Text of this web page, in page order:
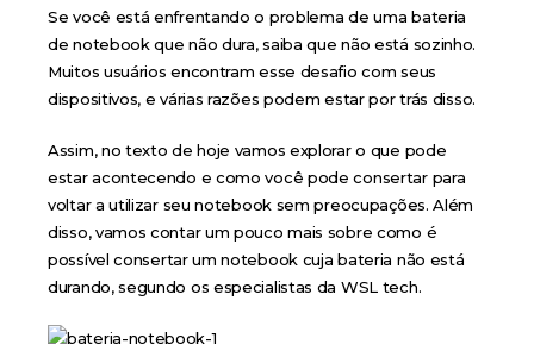
Se você está enfrentando o problema de uma bateria
de notebook que não dura, saiba que não está sozinho.
Muitos usuários encontram esse desafio com seus
dispositivos, e várias razões podem estar por trás disso.
Assim, no texto de hoje vamos explorar o que pode
estar acontecendo e como você pode consertar para
voltar a utilizar seu notebook sem preocupações. Além
disso, vamos contar um pouco mais sobre como é
possível consertar um notebook cuja bateria não está
durando, segundo os especialistas da WSL tech.